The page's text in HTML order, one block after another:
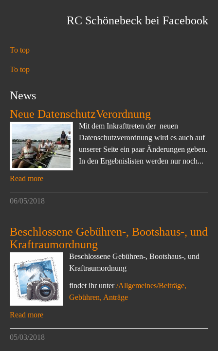
RC Schönebeck bei Facebook
To top
To top
News
Neue DatenschutzVerordnung
Mit dem Inkrafttreten der neuen
Datenschutzverordnung wird es auch auf
unserer Seite ein paar Änderungen geben.
In den Ergebnislisten werden nur noch...
Read more
06/05/2018
Beschlossene Gebühren-, Bootshaus-, und
Kraftraumordnung
Beschlossene Gebühren-, Bootshaus-, und
Kraftraumordnung
findet ihr unter/Allgemeines/Beiträge,
Gebühren, Anträge
Read more
05/03/2018